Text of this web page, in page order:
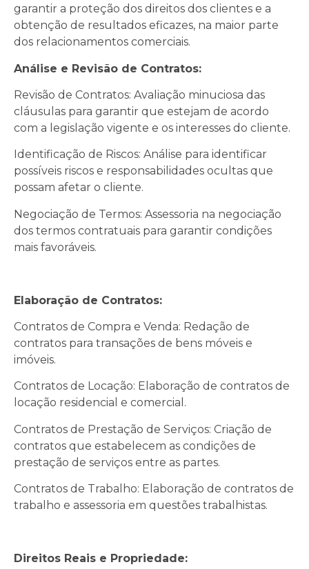
garantir a proteção dos direitos dos clientes e a
obtenção de resultados eficazes, na maior parte
dos relacionamentos comerciais.
Análise e Revisão de Contratos:
Revisão de Contratos: Avaliação minuciosa das
cláusulas para garantir que estejam de acordo
com a legislação vigente e os interesses do cliente.
Identificação de Riscos: Análise para identificar
possíveis riscos e responsabilidades ocultas que
possam afetar o cliente.
Negociação de Termos: Assessoria na negociação
dos termos contratuais para garantir condições
mais favoráveis.
Elaboração de Contratos:
Contratos de Compra e Venda: Redação de
contratos para transações de bens móveis e
imóveis.
Contratos de Locação: Elaboração de contratos de
locação residencial e comercial.
Contratos de Prestação de Serviços: Criação de
contratos que estabelecem as condições de
prestação de serviços entre as partes.
Contratos de Trabalho: Elaboração de contratos de
trabalho e assessoria em questões trabalhistas.
Direitos Reais e Propriedade: